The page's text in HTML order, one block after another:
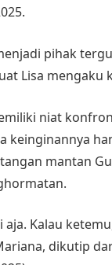
pihak
Lisa mengaku
niat
keinginannya
mantan
aja. Kalau
dikutip